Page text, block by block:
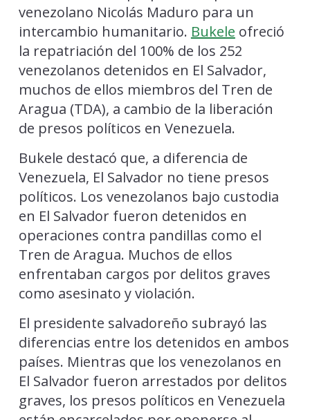
venezolano Nicolás Maduro para un
intercambio humanitario. Bukele ofreció
la repatriación del 100% de los 252
venezolanos detenidos en El Salvador,
muchos de ellos miembros del Tren de
Aragua (TDA), a cambio de la liberación
de presos políticos en Venezuela.
Bukele destacó que, a diferencia de
Venezuela, El Salvador no tiene presos
políticos. Los venezolanos bajo custodia
en El Salvador fueron detenidos en
operaciones contra pandillas como el
Tren de Aragua. Muchos de ellos
enfrentaban cargos por delitos graves
como asesinato y violación.
El presidente salvadoreño subrayó las
diferencias entre los detenidos en ambos
países. Mientras que los venezolanos en
El Salvador fueron arrestados por delitos
graves, los presos políticos en Venezuela